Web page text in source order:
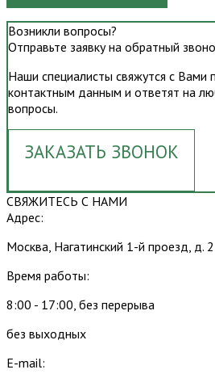
Возникли вопросы?
Отправьте заявку на обратный
Наши специалисты свяжутся с Вами
контактным данным и ответят на
вопросы.
ЗАКАЗАТЬ ЗВОНОК
СВЯЖИТЕСЬ С НАМИ
Адрес:
Москва, Нагатинский 1-й проезд, д. 2
Время работы:
8:00 - 17:00, без перерыва
без выходных
E-mail: